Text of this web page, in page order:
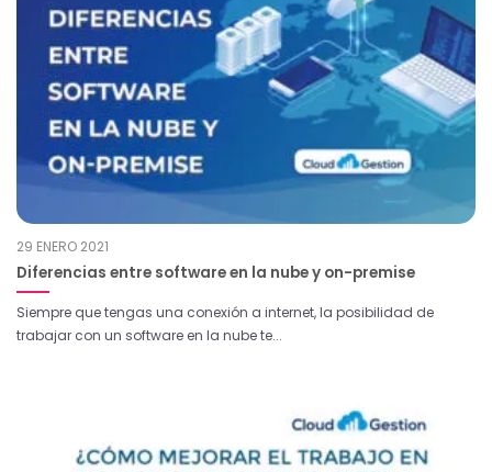
29 ENERO 2021
Diferencias entre software en la nube y on-premise
Siempre que tengas una conexión a internet, la posibilidad de
trabajar con un software en la nube te...